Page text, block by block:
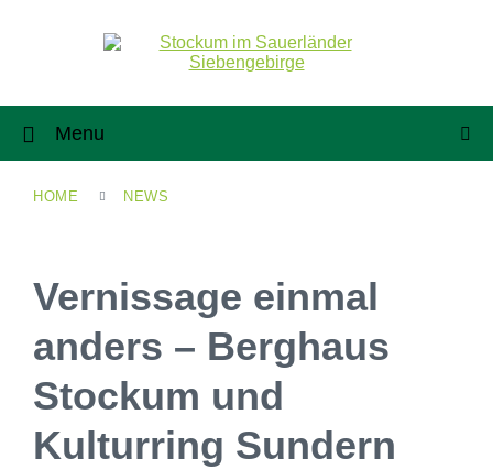
Menu
HOME NEWS
Vernissage einmal
anders – Berghaus
Stockum und
Kulturring Sundern